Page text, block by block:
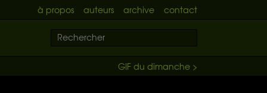
à propos auteurs archive contact
GIF du dimanche >